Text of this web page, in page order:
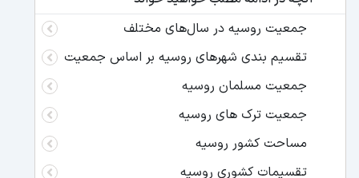
جمعیت روسیه در سال‌های مختلف
تقسیم‌ بندی شهرهای روسیه بر اساس جمعیت
جمعیت مسلمان روسیه
جمعیت ترک های روسیه
مساحت کشور روسیه
تقسیمات کشوری روسیه